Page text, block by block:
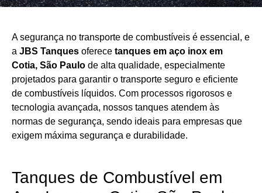
A segurança no transporte de combustíveis é essencial, e
a JBS Tanques oferece tanques em aço inox em
Cotia, São Paulo de alta qualidade, especialmente
projetados para garantir o transporte seguro e eficiente
de combustíveis líquidos. Com processos rigorosos e
tecnologia avançada, nossos tanques atendem às
normas de segurança, sendo ideais para empresas que
exigem máxima segurança e durabilidade.
Tanques de Combustível em